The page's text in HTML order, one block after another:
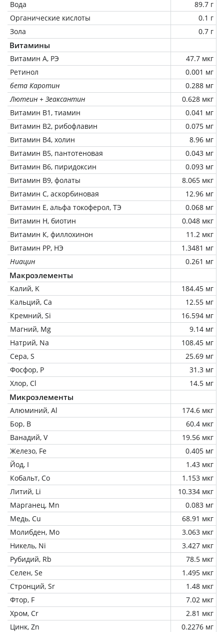
Вода
89.7 г
Органические кислоты
0.1 г
Зола
0.7 г
Витамины
Витамин А, РЭ
47.7 мкг
Ретинол
0.001 мг
бета Каротин
0.288 мг
Лютеин + Зеаксантин
0.628 мкг
Витамин В1, тиамин
0.041 мг
Витамин В2, рибофлавин
0.075 мг
Витамин В4, холин
8.96 мг
Витамин В5, пантотеновая
0.043 мг
Витамин В6, пиридоксин
0.093 мг
Витамин В9, фолаты
8.065 мкг
Витамин C, аскорбиновая
12.96 мг
Витамин Е, альфа токоферол, ТЭ
0.068 мг
Витамин Н, биотин
0.048 мкг
Витамин К, филлохинон
11.2 мкг
Витамин РР, НЭ
1.3481 мг
Ниацин
0.261 мг
Макроэлементы
Калий, K
184.45 мг
Кальций, Ca
12.55 мг
Кремний, Si
16.594 мг
Магний, Mg
9.14 мг
Натрий, Na
108.45 мг
Сера, S
25.69 мг
Фосфор, P
31.3 мг
Хлор, Cl
14.5 мг
Микроэлементы
Алюминий, Al
174.6 мкг
Бор, B
60.4 мкг
Ванадий, V
19.56 мкг
Железо, Fe
0.405 мг
Йод, I
1.43 мкг
Кобальт, Co
1.153 мкг
Литий, Li
10.334 мкг
Марганец, Mn
0.083 мг
Медь, Cu
68.91 мкг
Молибден, Mo
3.063 мкг
Никель, Ni
3.427 мкг
Рубидий, Rb
78.5 мкг
Селен, Se
1.495 мкг
Стронций, Sr
1.48 мкг
Фтор, F
7.02 мкг
Хром, Cr
2.81 мкг
Цинк, Zn
0.2276 мг